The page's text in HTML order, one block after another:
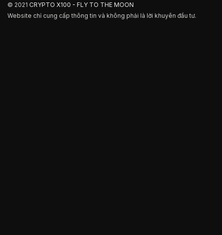
© 2021 CRYPTO X100 - FLY TO THE MOON
Website chỉ cung cấp thông tin và không phải là lời khuyên đầu tư.